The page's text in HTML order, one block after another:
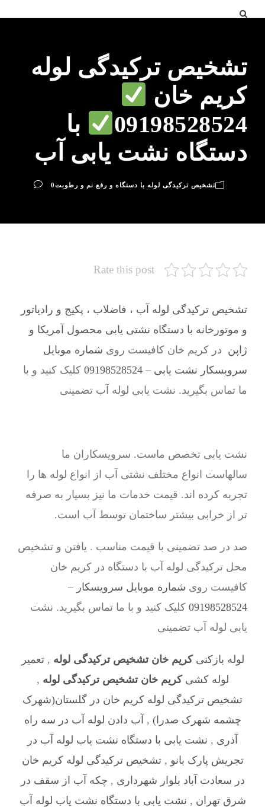
تشخیص ترکیدگی لوله
کریم خان
09198528524
با
دستگاه نشت یابی آب
تشخیص ترکیدگی لوله با دستگاه و رفع نم و رطوبت0
Rate this post
تشخیص ترکیدگی لوله آب ، فاضلاب ، پکیج و رادیاتور
و موتورخانه با دستگاه نشتی یابی محصول آمریکا و
ژاپن در کریم خان کافیست روی شماره موبایل
سرویسکار نشت یابی – 09198528524
کلیک کنید و با
ما تماس بگیرید. نشت یابی لوله آب تضمینی
نشت یابی تخصص ماست. سرویسکاران ما
سالهاست انواع مختلف نشتی آب از انواع لوله ها را
تجربه کرده اند. قیمت خدمات ما نیز بسیار به صرفه
تر از خرابی بیشتر ساختمان توسط آب است.
صد در صد تضمینی با قیمت مناسب . یافتن و تشخیص
محل ترکیدگی لوله آب با دستگاه در کریم خان
کافیست روی شماره موبایل سرویسکار –
09198528524 کلیک کنید و با ما تماس بگیرید. نشت
یابی لوله آب تضمینی
لوله بازکنیکریم خان تشخیص ترکیدگی لوله ,تعمیر
لوله کشیکریم خان تشخیص ترکیدگی لوله ,
تشخیص ترکیدگی لوله کریم خان در گلستان(شهرک
چشمه شهرک صدرا) , آب دادن لوله آب در سه راه
آذری , نشت یابی با دستگاه نشت یاب لوله آب در
تجریش پارک بانو ,تشخیص ترکیدگی لوله کریم خان
در سعادت آباد بلوار شهرداری , چکه آب از سقف در
شرق تهران , نشت یابی با دستگاه نشت یاب لوله آب